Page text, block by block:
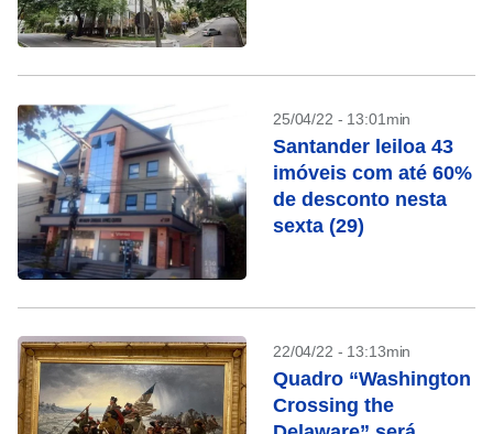
25/04/22 - 13:01min
Santander leiloa 43
imóveis com até 60%
de desconto nesta
sexta (29)
22/04/22 - 13:13min
Quadro “Washington
Crossing the